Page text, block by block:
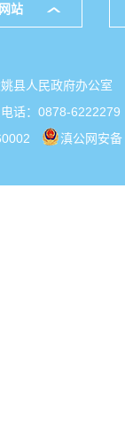
站
姚县人民政府办公
话：0878-6222279
滇公网安